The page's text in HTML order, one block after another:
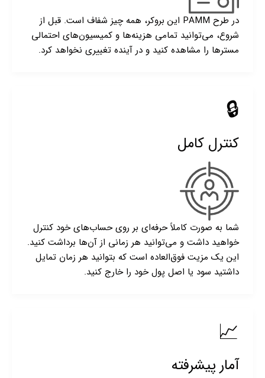
در طرح PAMM این بروکر، همه چیز شفاف است. قبل از
شروع، می‌توانید تمامی هزینه‌ها و کمیسیون‌های احتمالی
مسترها را مشاهده کنید و در آینده تغییری نخواهد کرد.
🔒
کنترل کامل
شما به صورت کاملاً حرفه‌ای بر روی حساب‌های خود کنترل
خواهید داشت و می‌توانید هر زمانی از آن‌ها برداشت کنید.
این یک مزیت فوق‌العاده است که بتوانید هر زمان تمایل
داشتید سود یا اصل پول خود را خارج کنید.
📈
آمار پیشرفته